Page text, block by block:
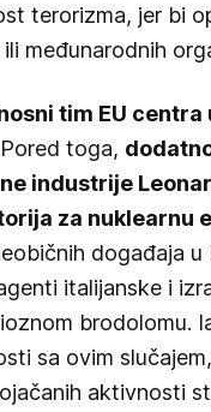
terorizma, jer bi
međunarodnih
tim EU
toga,
industrije
za nuklearnu
događaja
italijanske i
brodolomu.
sa ovim
aktivnosti